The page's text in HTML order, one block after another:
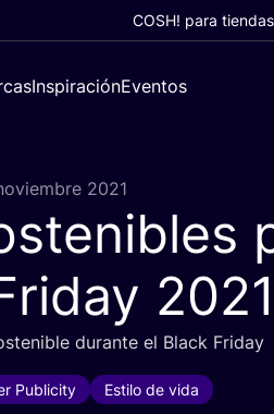
COSH! para tiendas
InspiraciónEventos
2021
2021
duran­te el Black Friday
Publicity Estilo de vida